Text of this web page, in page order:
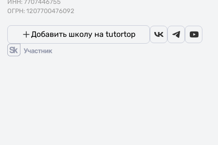
ИНН: 7707446755
ОГРН: 1207700476092
Добавить школу на tutortop